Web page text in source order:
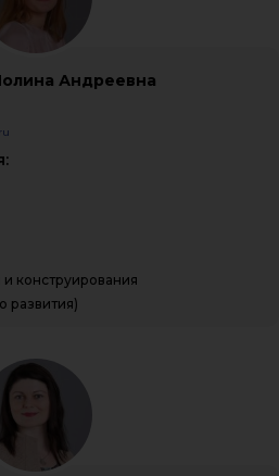
Андреевна
конструирования
развития)